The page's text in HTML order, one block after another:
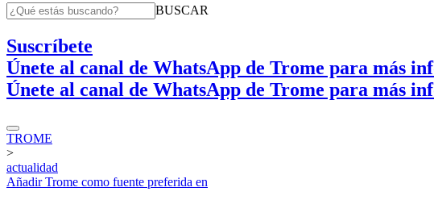
BUSCAR
Suscríbete
Únete al canal de WhatsApp de Trome para más
Únete al canal de WhatsApp de Trome para más
TROME
>
actualidad
AñadirTrome como fuente preferida en